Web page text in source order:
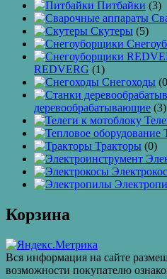
Питбайки (3)
Скутеры (5)
REDVERG (1)
Снегоходы
деревообрабатывающие (3)
Тракторы (0)
Корзина
Вся информация на сайте
возможности покупателю